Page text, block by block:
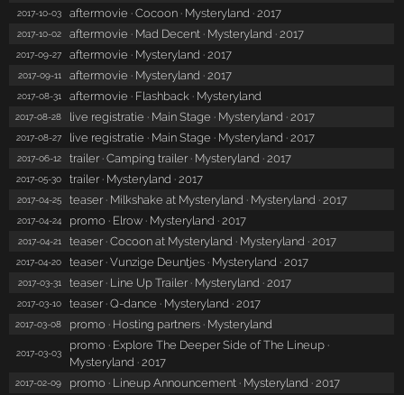
2017-10-03 aftermovie · Cocoon · Mysteryland · 2017
2017-10-02 aftermovie · Mad Decent · Mysteryland · 2017
2017-09-27 aftermovie · Mysteryland · 2017
2017-09-11 aftermovie · Mysteryland · 2017
2017-08-31 aftermovie · Flashback · Mysteryland
2017-08-28 live registratie · Main Stage · Mysteryland · 2017
2017-08-27 live registratie · Main Stage · Mysteryland · 2017
2017-06-12 trailer · Camping trailer · Mysteryland · 2017
2017-05-30 trailer · Mysteryland · 2017
2017-04-25 teaser · Milkshake at Mysteryland · Mysteryland · 2017
2017-04-24 promo · Elrow · Mysteryland · 2017
2017-04-21 teaser · Cocoon at Mysteryland · Mysteryland · 2017
2017-04-20 teaser · Vunzige Deuntjes · Mysteryland · 2017
2017-03-31 teaser · Line Up Trailer · Mysteryland · 2017
2017-03-10 teaser · Q-dance · Mysteryland · 2017
2017-03-08 promo · Hosting partners · Mysteryland
2017-03-03
promo · Explore The Deeper Side of The Lineup ·
Mysteryland · 2017
2017-02-09 promo · Lineup Announcement · Mysteryland · 2017